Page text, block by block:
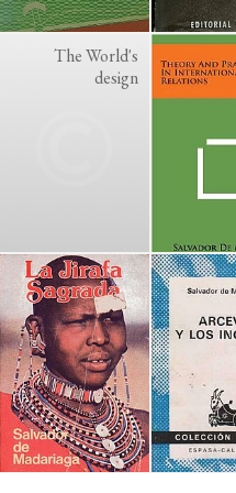
The World's
design